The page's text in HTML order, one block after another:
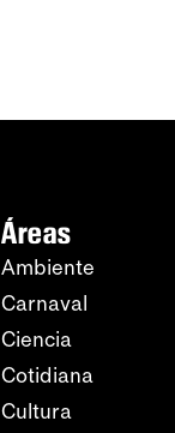
Áreas
Ambiente
Carnaval
Ciencia
Cotidiana
Cultura